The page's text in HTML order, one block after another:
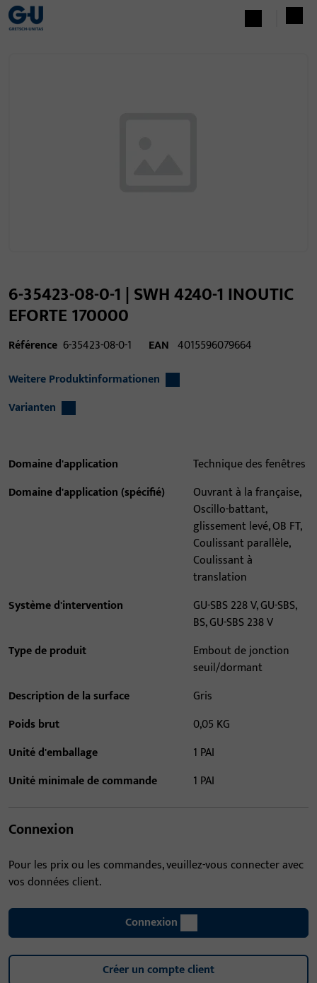
6-35423-08-0-1 | SWH 4240-1 INOUTIC
EFORTE 170000
Référence 6-35423-08-0-1 EAN 4015596079664
Weitere Produktinformationen
Varianten
Domaine d'application
Technique des fenêtres
Domaine d'application (spécifié)
Ouvrant à la française,
Oscillo-battant,
glissement levé, OB FT,
Coulissant parallèle,
Coulissant à
translation
Système d'intervention
GU-SBS 228 V, GU-SBS,
BS, GU-SBS 238 V
Type de produit
Embout de jonction
seuil/dormant
Description de la surface
Gris
Poids brut
0,05 KG
Unité d'emballage
1 PAI
Unité minimale de commande
1 PAI
Connexion
Pour les prix ou les commandes, veuillez-vous connecter avec
vos données client.
Connexion
Créer un compte client